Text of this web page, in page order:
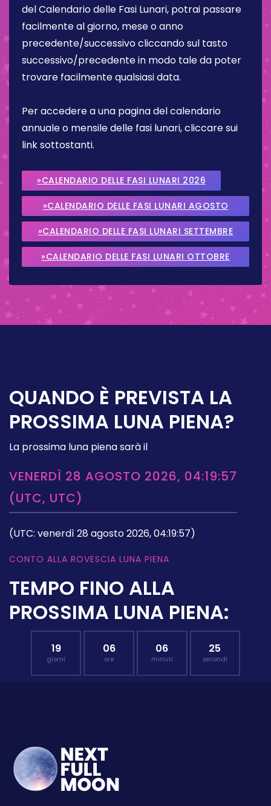
del Calendario delle Fasi Lunari, potrai passare
facilmente al giorno, mese o anno
precedente/successivo cliccando sul tasto
successivo/precedente in modo tale da poter
trovare facilmente qualsiasi data.
Per accedere a una pagina del calendario
annuale o mensile delle fasi lunari, cliccare sui
link sottostanti.
»CALENDARIO DELLE FASI LUNARI 2026
»CALENDARIO DELLE FASI LUNARI AGOSTO
2026
»CALENDARIO DELLE FASI LUNARI SETTEMBRE
2026
»CALENDARIO DELLE FASI LUNARI OTTOBRE
QUANDO È PREVISTA LA
PROSSIMA LUNA PIENA?
La prossima luna piena sarà il
VENERDÌ 28 AGOSTO 2026, 04:19:57
(UTC, UTC)
(UTC: venerdì 28 agosto 2026, 04:19:57)
CONTO ALLA ROVESCIA LUNA PIENA
TEMPO FINO ALLA
PROSSIMA LUNA PIENA:
19
giorni
06
ore
06
minuti
24
secondi